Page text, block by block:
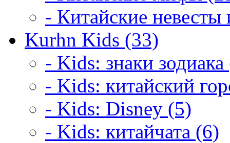
- Китайские
Kurhn Kids (33)
- Kids: знаки
- Kids: китайский
- Kids: Disney (5)
- Kids: китайчата (6)